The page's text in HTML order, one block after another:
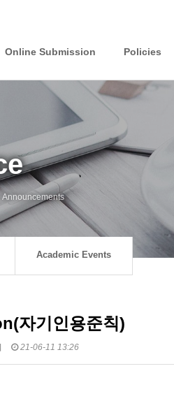
Online Submission Policies
Announcements
Academic Events
자기인용준칙)
21-06-11 13:26